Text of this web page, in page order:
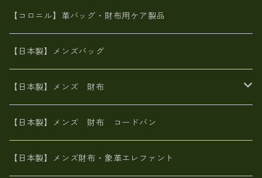
斜め掛け
メタリック
佐賀牛革
スペインレザー
革友禅染め
ポーチ
ヌメ革
革友禅染め
財布ショルダー
ヌメ革
がま口財布
革友禅染め
山羊革
火山灰染め
名刺入れ・キーケース、他
財布・小物
BAG
財布・小物
【コロニル】革バッグ・財布用ケア製品
【日本製】メンズバッグ
【日本製】メンズ 財布
象革エレファント【日本製】メンズ 財布
鮫革シャーク【日本製】メンズ 財布
【日本製】メンズ 財布 コードバン
【日本製】メンズ財布・象革エレファント